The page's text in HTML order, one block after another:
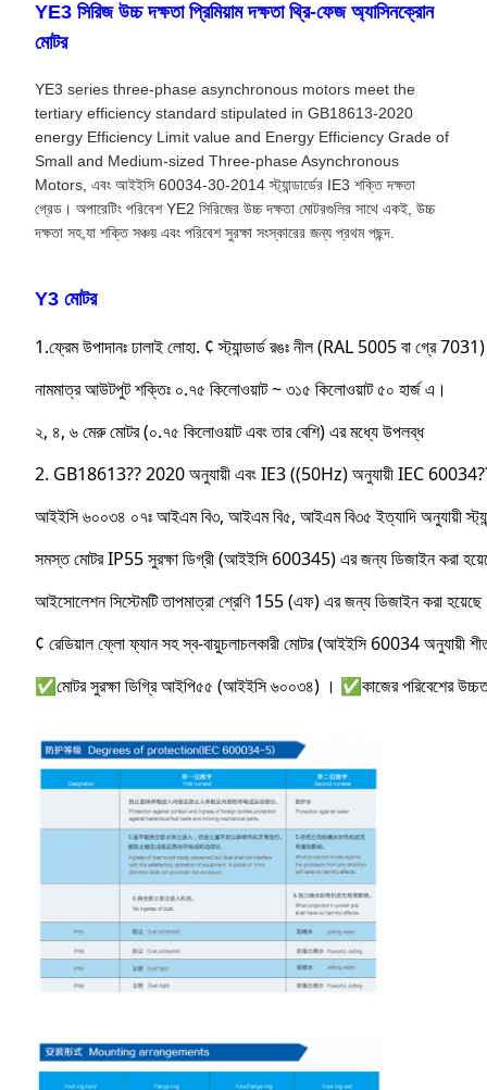
YE3 সিরিজ উচ্চ দক্ষতা প্রিমিয়াম দক্ষতা থ্রি-ফেজ অ্যাসিনক্রোন
মোটর
YE3 series three-phase asynchronous motors meet the
tertiary efficiency standard stipulated in GB18613-2020
energy Efficiency Limit value and Energy Efficiency Grade of
Small and Medium-sized Three-phase Asynchronous
Motors, এবং আইইসি 60034-30-2014 স্ট্যান্ডার্ডের IE3 শক্তি দক্ষতা
গ্রেড। অপারেটিং পরিবেশ YE2 সিরিজের উচ্চ দক্ষতা মোটরগুলির সাথে একই, উচ্চ
দক্ষতা সহ,যা শক্তি সঞ্চয় এবং পরিবেশ সুরক্ষা সংস্কারের জন্য প্রথম পছন্দ.
Y3 মোটর
1.ফ্রেম উপাদানঃ ঢালাই লোহা. ¢ স্ট্যান্ডার্ড রঙঃ নীল (RAL 5005 বা গ্রে 7031)
নামমাত্র আউটপুট শক্তিঃ ০.৭৫ কিলোওয়াট ~ ৩১৫ কিলোওয়াট ৫০ হার্জ এ।
২, ৪, ৬ মেরু মোটর (০.৭৫ কিলোওয়াট এবং তার বেশি) এর মধ্যে উপলব্ধ
2. GB18613?? 2020 অনুযায়ী এবং IE3 ((50Hz) অনুযায়ী IEC 60034??
আইইসি ৬০০৩৪ ০৭ঃ আইএম বি৩, আইএম বি৫, আইএম বি৩৫ ইত্যাদি অনুযায়ী
সমস্ত মোটর IP55 সুরক্ষা ডিগ্রী (আইইসি 600345) এর জন্য ডিজাইন করা
আইসোলেশন সিস্টেমটি তাপমাত্রা শ্রেণি 155 (এফ) এর জন্য ডিজাইন করা
¢ রেডিয়াল ফ্লো ফ্যান সহ স্ব-বায়ুচলাচলকারী মোটর (আইইসি 60034 অনুযায়ী
✅মোটর সুরক্ষা ডিগ্রি আইপি৫৫ (আইইসি ৬০০৩৪) । ✅কাজের পরিবেশের